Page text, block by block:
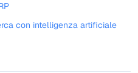
con intelligenza artificiale